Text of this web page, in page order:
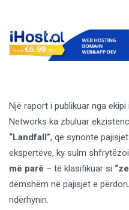
Një raport i publikuar nga
Networks ka zbuluar
“Landfall”, që synonte pajisjet
ekspertëve, ky sulm
më parë – të klasifikuar si
dëmshëm në pajisjet e
ndërhynin.